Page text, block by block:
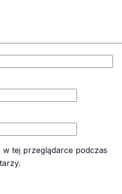
w tej przeglądarce podczas